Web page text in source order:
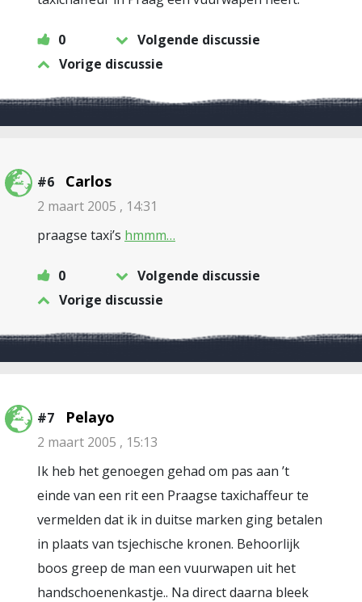
0
Volgende discussie
Vorige discussie
#6 Carlos
2 maart 2005 , 14:31
praagse taxi’s hmmm…
0
Volgende discussie
Vorige discussie
#7 Pelayo
2 maart 2005 , 15:13
Ik heb het genoegen gehad om pas aan ’t
einde van een rit een Praagse taxichaffeur te
vermelden dat ik in duitse marken ging betalen
in plaats van tsjechische kronen. Behoorlijk
boos greep de man een vuurwapen uit het
handschoenenkastje.. Na direct daarna bleek